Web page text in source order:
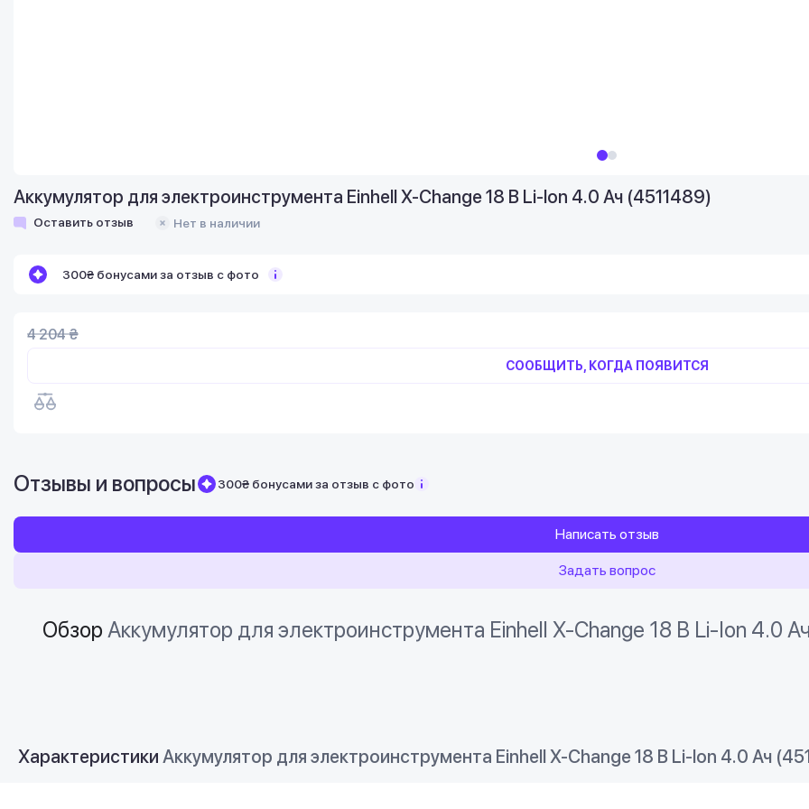
Аккумулятор для электроинструмента Einhell X-Change 18 В Li-Ion 4.0 Ач (4511489)
Оставить отзыв Нет в наличии
300₴ бонусами за отзыв с фото
4 204 ₴
СООБЩИТЬ, КОГДА ПОЯВИТСЯ
Отзывы и вопросы 300₴ бонусами за отзыв с фото
Написать отзыв
Задать вопрос
Обзор Аккумулятор для электроинструмента Einhell X-Change 18 В Li-Ion 4.0
Характеристики Аккумулятор для электроинструмента Einhell X-Change 18 В Li-Ion 4.0 Ач